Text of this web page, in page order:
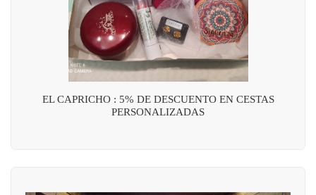
EL CAPRICHO : 5% DE DESCUENTO EN CESTAS
PERSONALIZADAS